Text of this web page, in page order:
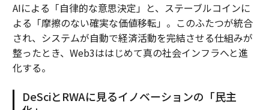
AIによる「自律的な意思決定」と、ステーブルコインに
よる「摩擦のない確実な価値移転」。このふたつが統合
され、システムが自動で経済活動を完結させる仕組みが
整ったとき、Web3ははじめて真の社会インフラへと進
化する。
DeSciとRWAに見るイノベーションの「民主